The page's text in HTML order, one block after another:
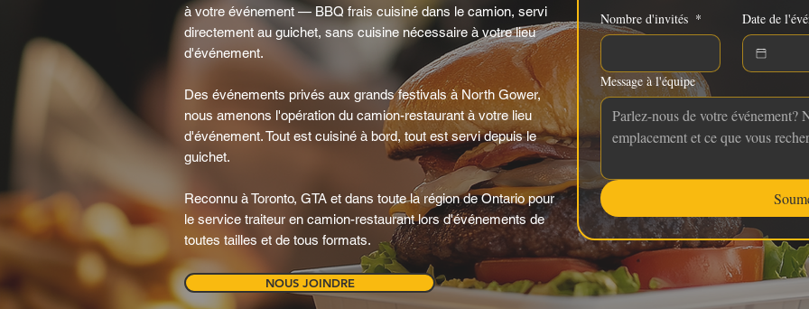
à votre événement — BBQ frais cuisiné dans le camion, servi
directement au guichet, sans cuisine nécessaire à votre lieu
d'événement.
Des événements privés aux grands festivals à North Gower,
nous amenons l'opération du camion-restaurant à votre lieu
d'événement. Tout est cuisiné à bord, tout est servi depuis le
guichet.
Reconnu à Toronto, GTA et dans toute la région de Ontario pour
le service traiteur en camion-restaurant lors d'événements de
toutes tailles et de tous formats.
NOUS JOINDRE
Nombre d'invités * Date de
Message à l'équipe